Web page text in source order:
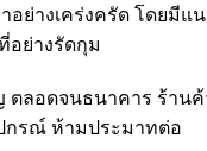
ย่างเคร่งครัด โดยมีแน
อย่างรัดกุม
ตลอดจนธนาคาร ร้านค้
กรณ์ ห้ามประมาทต่อ